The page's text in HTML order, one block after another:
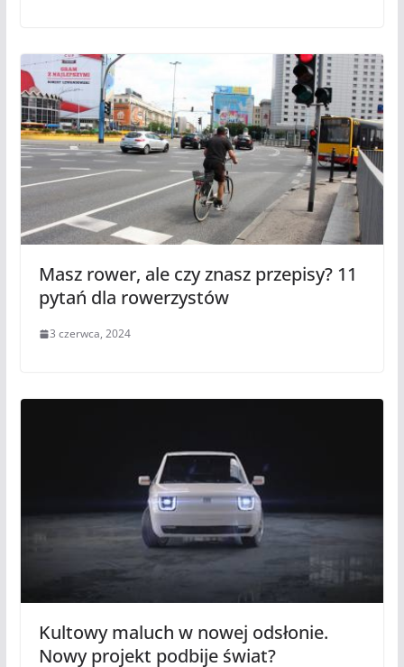
Masz rower, ale czy znasz przepisy? 11
pytań dla rowerzystów
3 czerwca, 2024
Kultowy maluch w nowej odsłonie.
Nowy projekt podbije świat?